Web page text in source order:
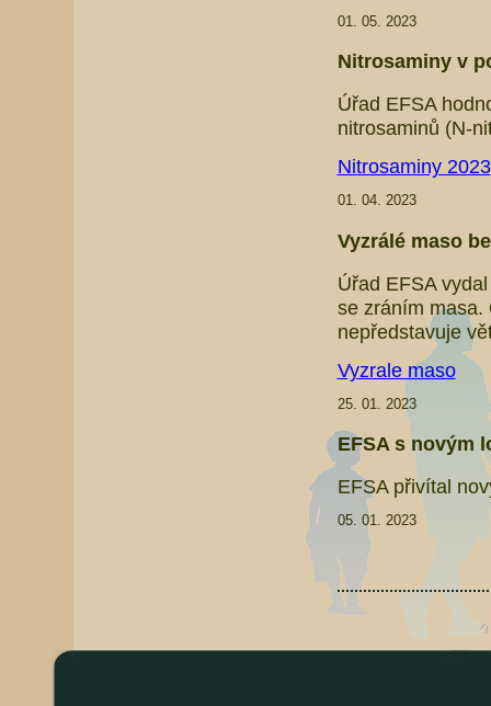
01. 05. 2023
Nitrosaminy v
Úřad EFSA
nitrosaminů (N-
Nitrosaminy 2023
01. 04. 2023
Vyzrálé maso
Úřad EFSA
se zráním masa.
nepředstavuje
Vyzrale maso
25. 01. 2023
EFSA s novým
EFSA přivítal
05. 01. 2023